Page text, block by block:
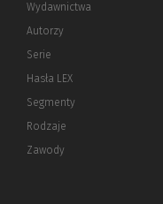
Wydawnictwa
Autorzy
Serie
Hasła LEX
Segmenty
Rodzaje
Zawody